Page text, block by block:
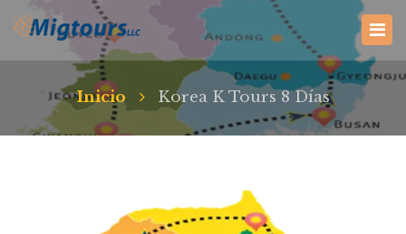
Inicio Korea K Tours 8 Días